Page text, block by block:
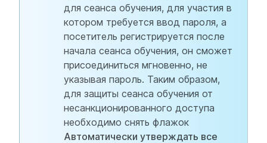
для сеанса обучения, для участия в
котором требуется ввод пароля, а
посетитель регистрируется после
начала сеанса обучения, он сможет
присоединиться мгновенно, не
указывая пароль. Таким образом,
для защиты сеанса обучения от
несанкционированного доступа
необходимо снять флажок
Автоматически утверждать все